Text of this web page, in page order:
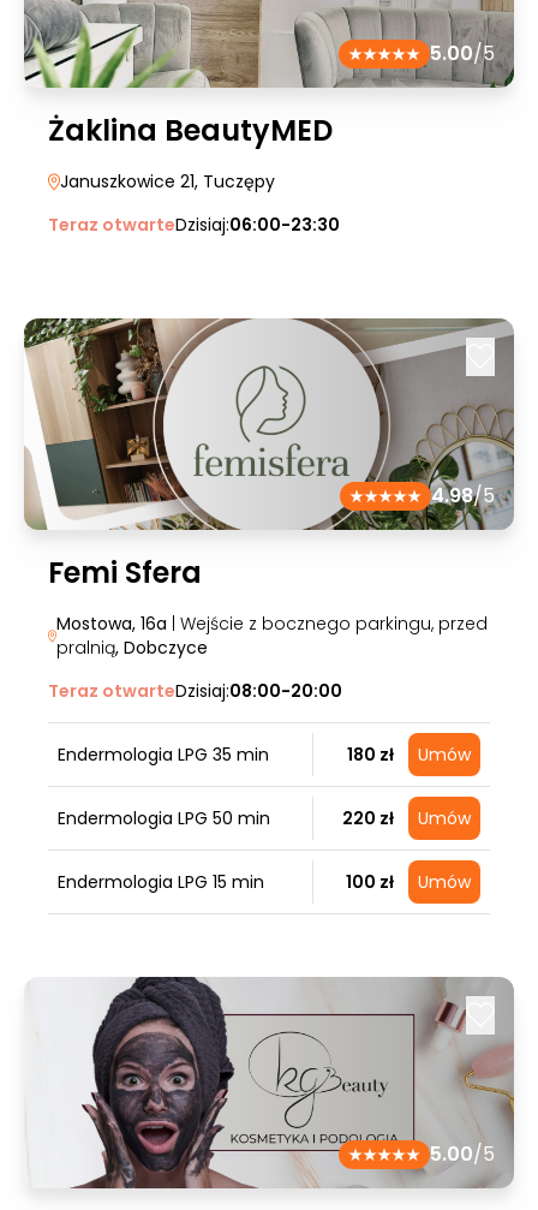
5.00/5
Żaklina BeautyMED
Januszkowice 21, Tuczępy
Teraz otwarteDzisiaj:06:00-23:30
4.98/5
Femi Sfera
Mostowa, 16a | Wejście z bocznego parkingu, przed
pralnią, Dobczyce
Teraz otwarteDzisiaj:08:00-20:00
Endermologia LPG 35 min 180 zł Umów
Endermologia LPG 50 min 220 zł Umów
Endermologia LPG 15 min 100 zł Umów
5.00/5